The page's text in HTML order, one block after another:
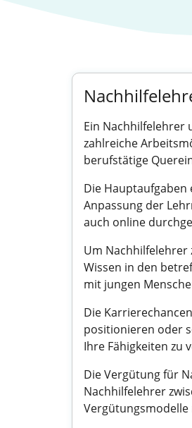
Ein Nachhilfelehrer
zahlreiche
berufstätige
Die
Anpassung der
auch online
Um Nachhilfelehrer
Wissen in den
mit jungen
Die
positionieren oder
Ihre Fähigkeiten zu
Die Vergütung für
Nachhilfelehrer
Vergütungsmodelle